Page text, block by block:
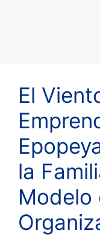
El
la
Modelo